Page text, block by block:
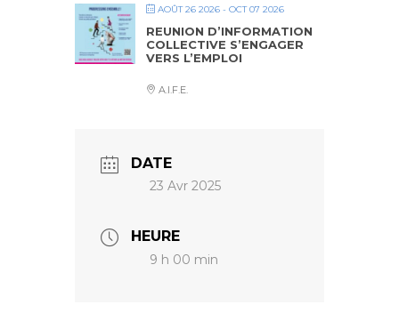
AOÛT 26 2026 - OCT 07 2026
REUNION D’INFORMATION
COLLECTIVE S’ENGAGER
VERS L’EMPLOI
A.I.F.E.
DATE
23 Avr 2025
HEURE
9 h 00 min